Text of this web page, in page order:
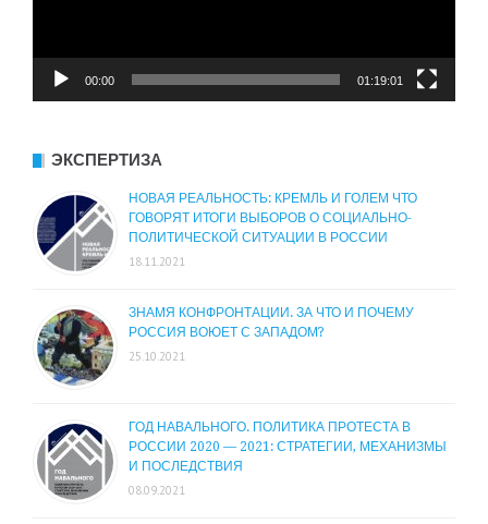
00:00 01:19:01
ЭКСПЕРТИЗА
НОВАЯ РЕАЛЬНОСТЬ: КРЕМЛЬ И ГОЛЕМ ЧТО
ГОВОРЯТ ИТОГИ ВЫБОРОВ О СОЦИАЛЬНО-
ПОЛИТИЧЕСКОЙ СИТУАЦИИ В РОССИИ
18.11.2021
ЗНАМЯ КОНФРОНТАЦИИ. ЗА ЧТО И ПОЧЕМУ
РОССИЯ ВОЮЕТ С ЗАПАДОМ?
25.10.2021
ГОД НАВАЛЬНОГО. ПОЛИТИКА ПРОТЕСТА В
РОССИИ 2020 — 2021: СТРАТЕГИИ, МЕХАНИЗМЫ
И ПОСЛЕДСТВИЯ
08.09.2021